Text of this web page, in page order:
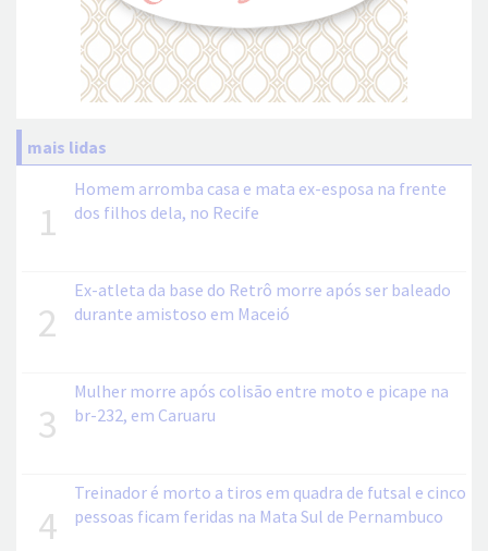
mais lidas
1
Homem arromba casa e mata ex-esposa na frente
dos filhos dela, no Recife
2
Ex-atleta da base do Retrô morre após ser baleado
durante amistoso em Maceió
3
Mulher morre após colisão entre moto e picape na
br-232, em Caruaru
4
Treinador é morto a tiros em quadra de futsal e cinco
pessoas ficam feridas na Mata Sul de Pernambuco